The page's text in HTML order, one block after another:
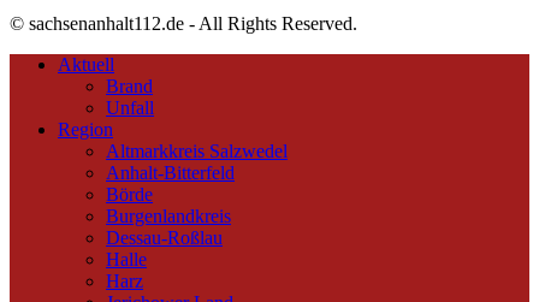
© sachsenanhalt112.de - All Rights Reserved.
Aktuell
Brand
Unfall
Region
Altmarkkreis Salzwedel
Anhalt-Bitterfeld
Börde
Burgenlandkreis
Dessau-Roßlau
Halle
Harz